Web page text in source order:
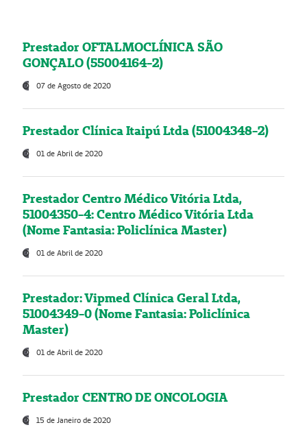
Prestador OFTALMOCLÍNICA SÃO
GONÇALO (55004164-2)
07 de Agosto de 2020
Prestador Clínica Itaipú Ltda (51004348-2)
01 de Abril de 2020
Prestador Centro Médico Vitória Ltda,
51004350-4: Centro Médico Vitória Ltda
(Nome Fantasia: Policlínica Master)
01 de Abril de 2020
Prestador: Vipmed Clínica Geral Ltda,
51004349-0 (Nome Fantasia: Policlínica
Master)
01 de Abril de 2020
Prestador CENTRO DE ONCOLOGIA
15 de Janeiro de 2020